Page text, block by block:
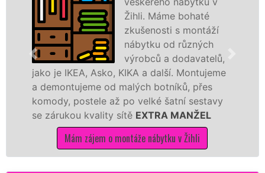
Žihli. Máme bohaté
zkušenosti s montáží
nábytku od různých
výrobců a dodavatelů,
Asko, KIKA a další. Montujeme
od malých botníků, přes
postele až po velké šatní sestavy
kvality sítěEXTRA MANŽEL
zájem o montáže nábytku v Žihli
výrobců.
manželé